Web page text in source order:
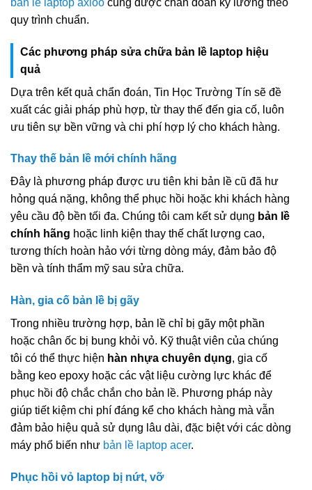
quy trình chuẩn.
Các phương pháp sửa chữa bản lề laptop hiệu
quả
Dựa trên kết quả chẩn đoán, Tin Học Trường Tín sẽ đề
xuất các giải pháp phù hợp, từ thay thế đến gia cố, luôn
ưu tiên sự bền vững và chi phí hợp lý cho khách hàng.
Thay thế bản lề mới chính hãng
Đây là phương pháp được ưu tiên khi bản lề cũ đã hư
hỏng quá nặng, không thể phục hồi hoặc khi khách hàng
yêu cầu độ bền tối đa. Chúng tôi cam kết sử dụng bản lề
chính hãng hoặc linh kiện thay thế chất lượng cao,
tương thích hoàn hảo với từng dòng máy, đảm bảo độ
bền và tính thẩm mỹ sau sửa chữa.
Hàn, gia cố bản lề bị gãy
Trong nhiều trường hợp, bản lề chỉ bị gãy một phần
hoặc chân ốc bị bung khỏi vỏ. Kỹ thuật viên của chúng
tôi có thể thực hiện hàn nhựa chuyên dụng, gia cố
bằng keo epoxy hoặc các vật liệu cường lực khác để
phục hồi độ chắc chắn cho bản lề. Phương pháp này
giúp tiết kiệm chi phí đáng kể cho khách hàng mà vẫn
đảm bảo hiệu quả sử dụng lâu dài, đặc biệt với các dòng
máy phổ biến như bản lề laptop acer.
Phục hồi vỏ laptop bị nứt, vỡ